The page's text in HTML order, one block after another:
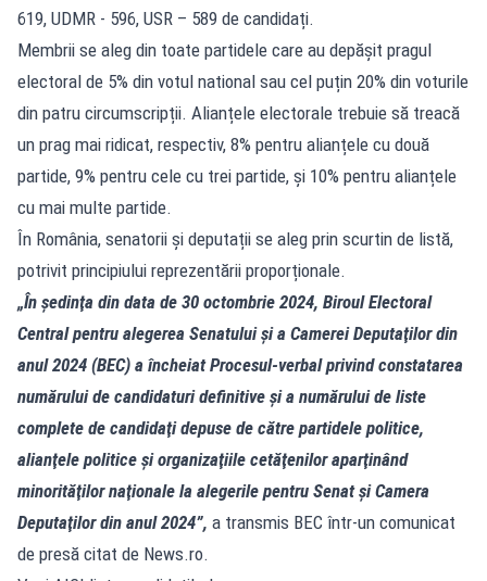
619, UDMR - 596, USR – 589 de candidați.
Membrii se aleg din toate partidele care au depășit pragul
electoral de 5% din votul national sau cel puțin 20% din voturile
din patru circumscripții. Alianțele electorale trebuie să treacă
un prag mai ridicat, respectiv, 8% pentru alianțele cu două
partide, 9% pentru cele cu trei partide, și 10% pentru alianțele
cu mai multe partide.
În România, senatorii și deputații se aleg prin scurtin de listă,
potrivit principiului reprezentării proporționale.
„În şedinţa din data de 30 octombrie 2024, Biroul Electoral
Central pentru alegerea Senatului şi a Camerei Deputaţilor din
anul 2024 (BEC) a încheiat Procesul-verbal privind constatarea
numărului de candidaturi definitive şi a numărului de liste
complete de candidaţi depuse de către partidele politice,
alianţele politice şi organizaţiile cetăţenilor aparţinând
minorităţilor naţionale la alegerile pentru Senat şi Camera
Deputaţilor din anul 2024”, a transmis BEC într-un comunicat
de presă citat de News.ro.